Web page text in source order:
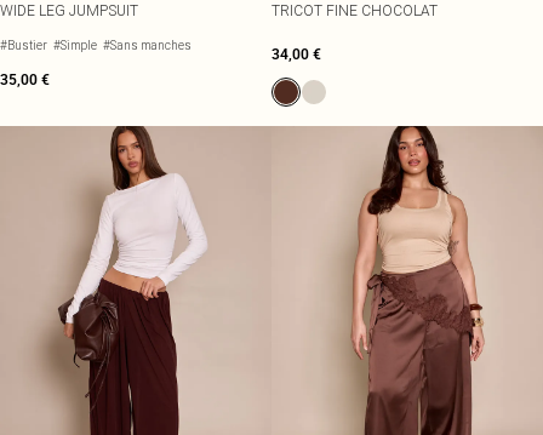
WIDE LEG JUMPSUIT
#Bustier #Simple #Sans manches
35,00 €
TRICOT FINE CHOCOLAT
34,00 €